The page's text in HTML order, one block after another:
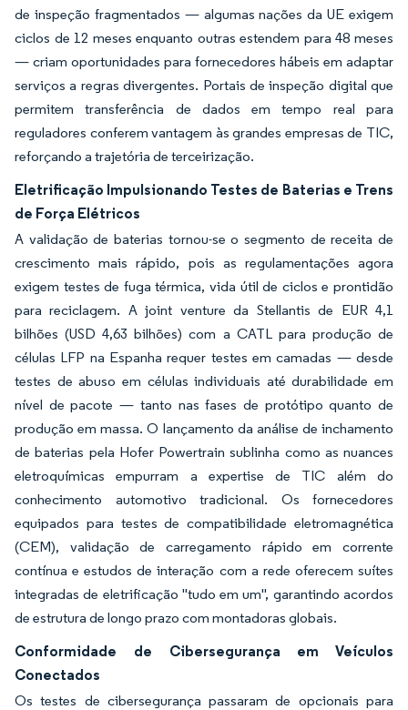
de inspeção fragmentados — algumas nações da UE exigem
ciclos de 12 meses enquanto outras estendem para 48 meses
— criam oportunidades para fornecedores hábeis em adaptar
serviços a regras divergentes. Portais de inspeção digital que
permitem transferência de dados em tempo real para
reguladores conferem vantagem às grandes empresas de TIC,
reforçando a trajetória de terceirização.
Eletrificação Impulsionando Testes de Baterias e Trens
de Força Elétricos
A validação de baterias tornou-se o segmento de receita de
crescimento mais rápido, pois as regulamentações agora
exigem testes de fuga térmica, vida útil de ciclos e prontidão
para reciclagem. A joint venture da Stellantis de EUR 4,1
bilhões (USD 4,63 bilhões) com a CATL para produção de
células LFP na Espanha requer testes em camadas — desde
testes de abuso em células individuais até durabilidade em
nível de pacote — tanto nas fases de protótipo quanto de
produção em massa. O lançamento da análise de inchamento
de baterias pela Hofer Powertrain sublinha como as nuances
eletroquímicas empurram a expertise de TIC além do
conhecimento automotivo tradicional. Os fornecedores
equipados para testes de compatibilidade eletromagnética
(CEM), validação de carregamento rápido em corrente
contínua e estudos de interação com a rede oferecem suítes
integradas de eletrificação "tudo em um", garantindo acordos
de estrutura de longo prazo com montadoras globais.
Conformidade de Cibersegurança em Veículos
Conectados
Os testes de cibersegurança passaram de opcionais para